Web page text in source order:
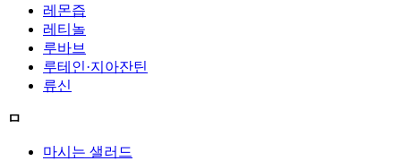
레몬즙
레티놀
루바브
루테인·지아잔틴
류신
ㅁ
마시는 샐러드